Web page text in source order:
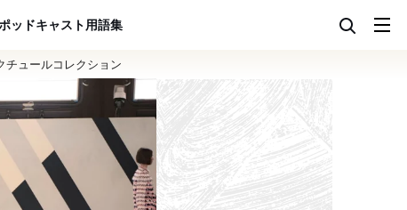
ッドキャスト用語集
チュールコレクション